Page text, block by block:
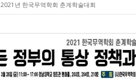
2021년 한국무역학회 춘계학술대회